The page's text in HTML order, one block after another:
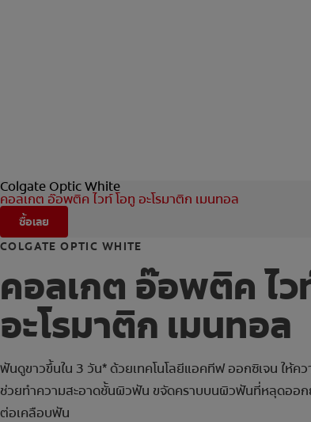
Colgate Optic White
คอลเกต อ๊อพติค ไวท์ โอทู อะโรมาติก เมนทอล
ซื้อเลย
COLGATE OPTIC WHITE
คอลเกต อ๊อพติค ไว
อะโรมาติก เมนทอล
ฟันดูขาวขึ้นใน 3 วัน* ด้วยเทคโนโลยีแอคทีฟ ออกซิเจน ให้ค
ช่วยทำความสะอาดชั้นผิวฟัน ขจัดคราบบนผิวฟันที่หลุดออก
ต่อเคลือบฟัน